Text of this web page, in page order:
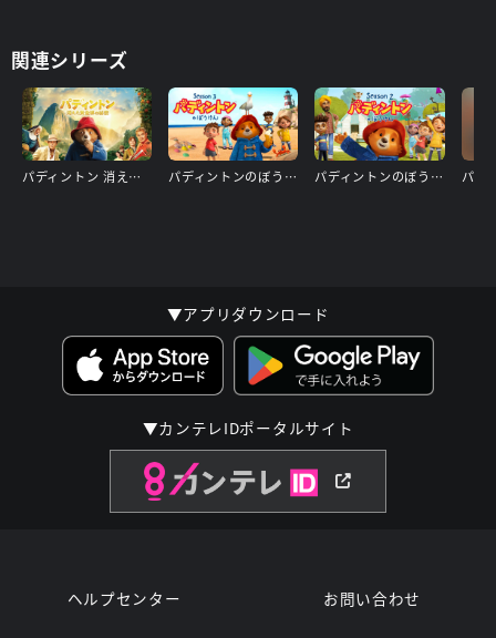
関連シリーズ
パディントン 消えた黄金郷の秘密 パディントンのぼうけん シーズン3 パディントンのぼうけん セカンドシーズン
▼アプリダウンロード
▼カンテレIDポータルサイト
ヘルプセンター お問い合わせ